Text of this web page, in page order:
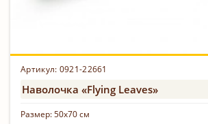
Артикул: 0921-22661
Наволочка «Flying Leaves»
Размер:50х70 см